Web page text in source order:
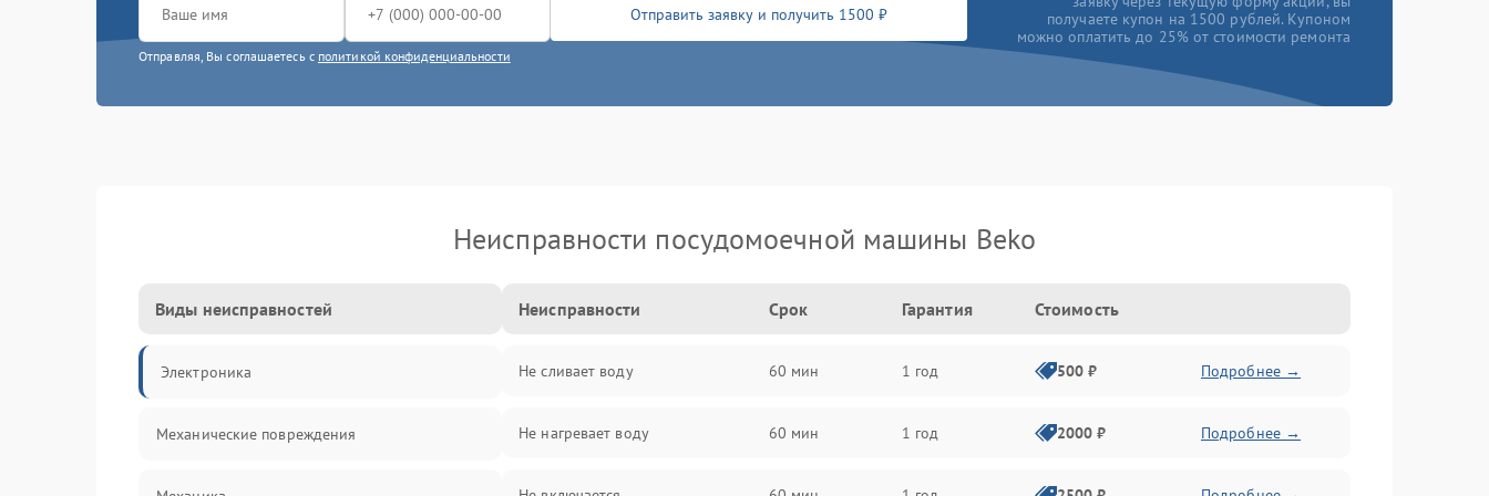
Отправить заявку и получить 1500 ₽
Отправляя, Вы соглашаетесь с политикой конфиденциальности
получаете купон на 1500 рублей. Купоном
можно оплатить до 25% от стоимости ремонта
Неисправности посудомоечной машины Beko
Виды неисправностей
Электроника
Механические повреждения
Неисправности Срок Гарантия Стоимость
Не сливает воду 60 мин 1 год 500 ₽ Подробнее →
Не нагревает воду 60 мин 1 год 2000 ₽ Подробнее →